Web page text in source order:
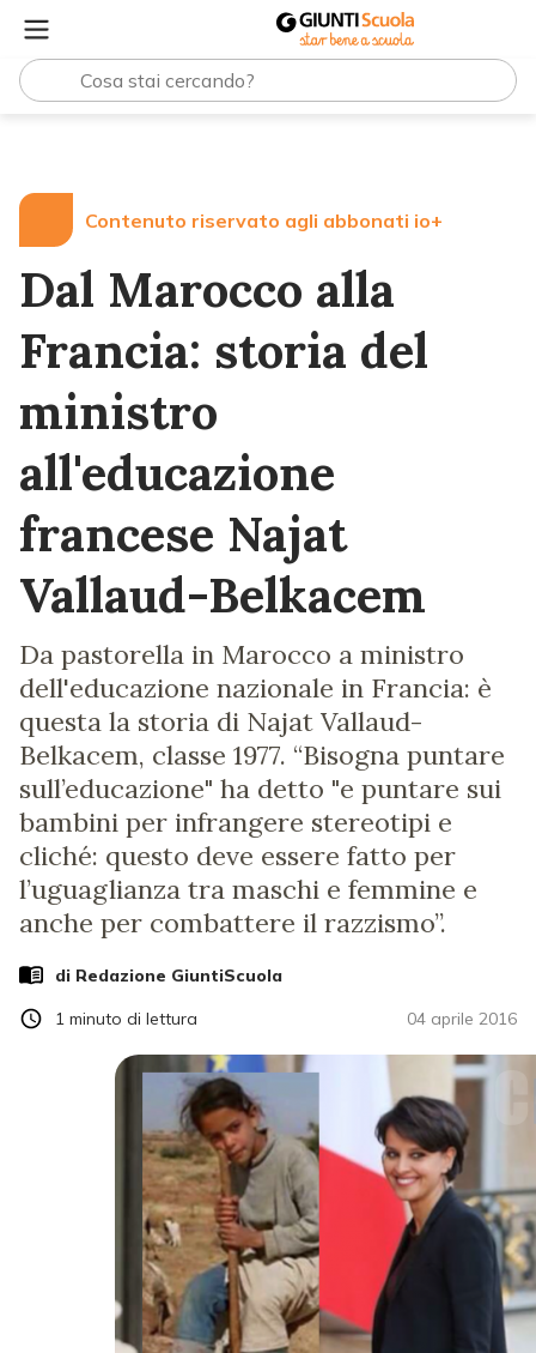
Contenuto riservato agli abbonati io+
Dal Marocco alla
Francia: storia del
ministro
all'educazione
francese Najat
Vallaud-Belkacem
Da pastorella in Marocco a ministro
dell'educazione nazionale in Francia: è
questa la storia di Najat Vallaud-
Belkacem, classe 1977. “Bisogna puntare
sull’educazione" ha detto "e puntare sui
bambini per infrangere stereotipi e
cliché: questo deve essere fatto per
l’uguaglianza tra maschi e femmine e
anche per combattere il razzismo”.
di Redazione GiuntiScuola
04 aprile 2016
1 minuto di lettura